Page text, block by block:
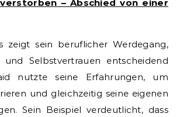
– Abschied von einer
zeigt sein beruflicher Werdegang,
und Selbstvertrauen entscheidend
nutzte seine Erfahrungen, um
und gleichzeitig seine eigenen
Sein Beispiel verdeutlicht, dass